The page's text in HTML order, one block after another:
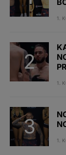
1.
1.
1.